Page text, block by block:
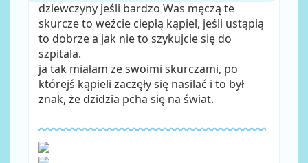
dziewczyny jeśli bardzo Was męczą te
skurcze to weźcie ciepłą kąpiel, jeśli ustąpią
to dobrze a jak nie to szykujcie się do
szpitala.
ja tak miałam ze swoimi skurczami, po
którejś kąpieli zaczęły się nasilać i to był
znak, że dzidzia pcha się na świat.